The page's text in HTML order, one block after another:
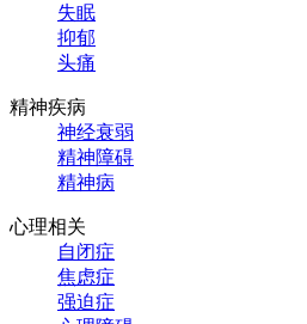
失眠
抑郁
头痛
精神疾病
神经衰弱
精神障碍
精神病
心理相关
自闭症
焦虑症
强迫症